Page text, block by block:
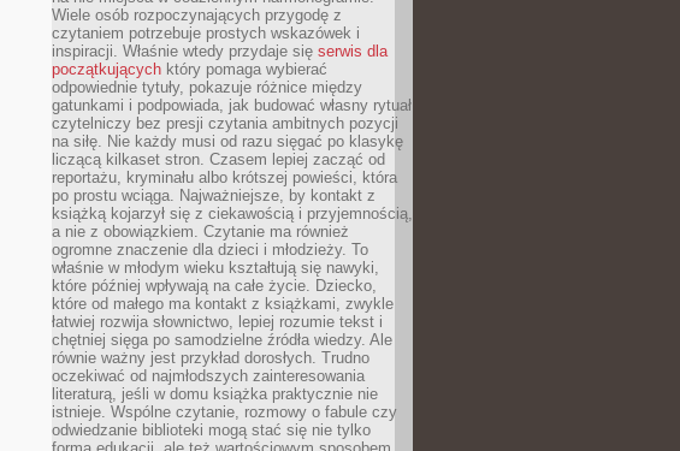
Wiele osób rozpoczynających przygodę z
czytaniem potrzebuje prostych wskazówek i
inspiracji. Właśnie wtedy przydaje się serwis dla
początkujących który pomaga wybierać
odpowiednie tytuły, pokazuje różnice między
gatunkami i podpowiada, jak budować własny rytuał
czytelniczy bez presji czytania ambitnych pozycji
na siłę. Nie każdy musi od razu sięgać po klasykę
liczącą kilkaset stron. Czasem lepiej zacząć od
reportażu, kryminału albo krótszej powieści, która
po prostu wciąga. Najważniejsze, by kontakt z
książką kojarzył się z ciekawością i przyjemnością,
a nie z obowiązkiem. Czytanie ma również
ogromne znaczenie dla dzieci i młodzieży. To
właśnie w młodym wieku kształtują się nawyki,
które później wpływają na całe życie. Dziecko,
które od małego ma kontakt z książkami, zwykle
łatwiej rozwija słownictwo, lepiej rozumie tekst i
chętniej sięga po samodzielne źródła wiedzy. Ale
równie ważny jest przykład dorosłych. Trudno
oczekiwać od najmłodszych zainteresowania
literaturą, jeśli w domu książka praktycznie nie
istnieje. Wspólne czytanie, rozmowy o fabule czy
odwiedzanie biblioteki mogą stać się nie tylko